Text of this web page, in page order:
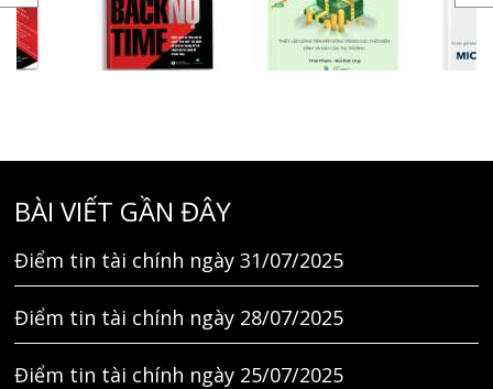
BÀI VIẾT GẦN ĐÂY
Điểm tin tài chính ngày 31/07/2025
Điểm tin tài chính ngày 28/07/2025
Điểm tin tài chính ngày 25/07/2025